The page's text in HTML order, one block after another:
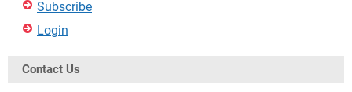
Subscribe
Login
Contact Us